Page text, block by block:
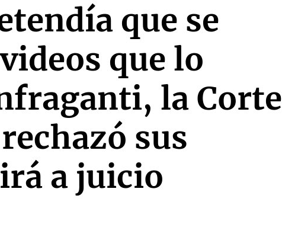
que se
que lo
la Corte
sus
a juicio